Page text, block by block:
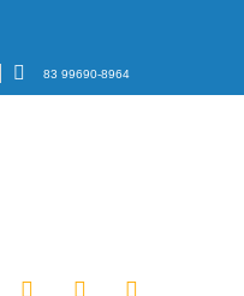
83 99690-8964